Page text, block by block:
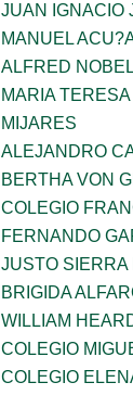
JUAN IGNACIO
MANUEL
ALFRED NOBEL
MARIA
MIJARES
ALEJANDRO
BERTHA VON
COLEGIO
FERNANDO
JUSTO SIERRA
BRIGIDA
WILLIAM
COLEGIO
COLEGIO